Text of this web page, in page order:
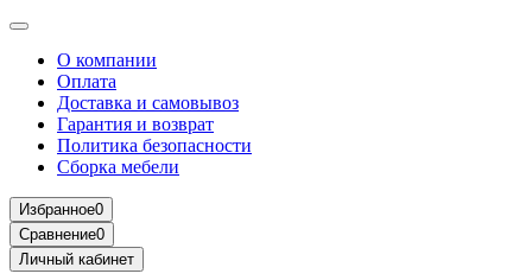
О компании
Оплата
Доставка и самовывоз
Гарантия и возврат
Политика безопасности
Сборка мебели
Избранное0
Сравнение0
Личный кабинет